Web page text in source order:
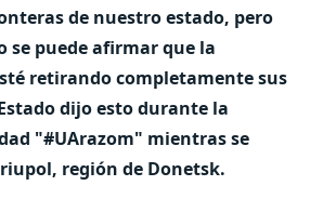
de nuestro estado, pero
se puede afirmar que la
retirando completamente sus
dijo esto durante la
"#UArazom" mientras se
región de Donetsk.